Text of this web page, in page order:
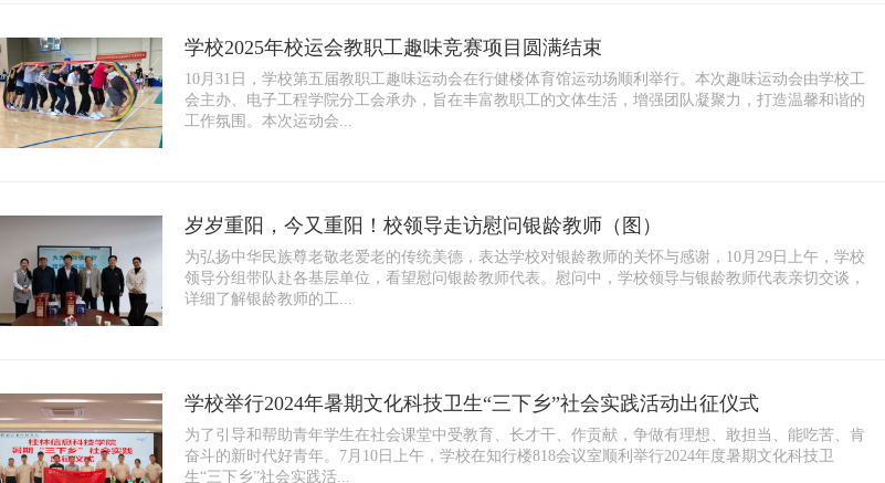
学校2025年校运会教职工趣味竞赛项目圆满结束
10月31日，学校第五届教职工趣味运动会在行健楼体育馆运动场顺利举行。本次趣味运动会由学校工
会主办、电子工程学院分工会承办，旨在丰富教职工的文体生活，增强团队凝聚力，打造温馨和谐的
工作氛围。本次运动会...
岁岁重阳，今又重阳！校领导走访慰问银龄教师（图）
为弘扬中华民族尊老敬老爱老的传统美德，表达学校对银龄教师的关怀与感谢，10月29日上午，学校
领导分组带队赴各基层单位，看望慰问银龄教师代表。慰问中，学校领导与银龄教师代表亲切交谈，
详细了解银龄教师的工...
学校举行2024年暑期文化科技卫生“三下乡”社会实践活动出征仪式
​为了引导和帮助青年学生在社会课堂中受教育、长才干、作贡献，争做有理想、敢担当、能吃苦、肯
奋斗的新时代好青年。7月10日上午，学校在知行楼818会议室顺利举行2024年度暑期文化科技卫
生“三下乡”社会实践活...